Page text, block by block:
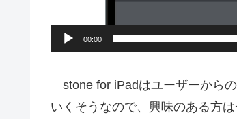
00:00
stone for iPadはユーザーから
いくそうなので、興味のある方